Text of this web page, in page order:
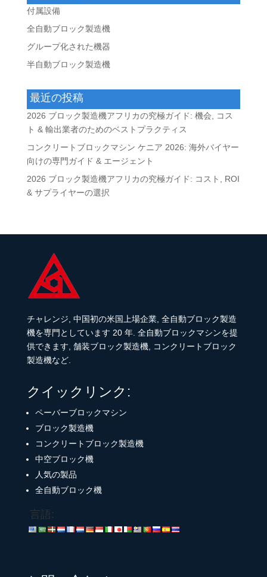
付属設備
全自動ブロック製造機
グループ化された機器
半自動ブロック製造機
最近の投稿
2026 ブロック製造機アフリカの究極ガイド: 機会, コス
ト & 輸出業者のためのベストプラクティス
コンクリートブロックマシン ケニア 2026: 海外バイヤー
向けの専門ガイド & エージェント
2026 ブロック製造機アフリカの究極ガイド: コスト, ROI
& サプライヤーの選択
チャレンジ, 中国初の米国上場企業, 全自動ブロック製造
機を専門としています 20 年. 全自動ブロックマシンを提
供できます, 舗装ブロック製造機, コンクリートブロック
製造機など.
クイックリンク:
ペーバーブロックマシン
ブロック製造機
コンクリートブロック製造機
中空ブロック機
人気の製品
全自動ブロック機
言語: